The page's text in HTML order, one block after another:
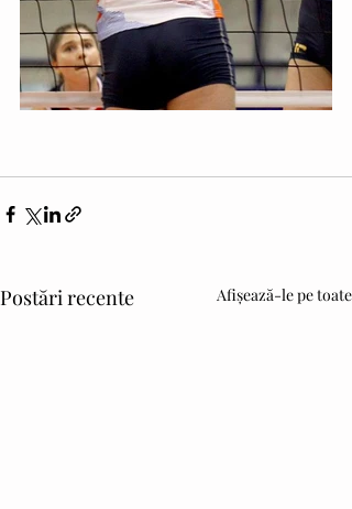
Postări recente Afișează-le pe toate